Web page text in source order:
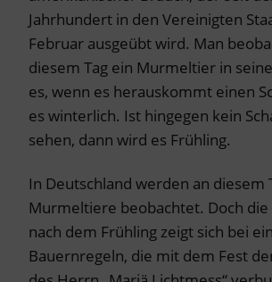
Jahrhundert in den Vereinigten
Februar ausgeübt wird. Man
diesem Tag ein Murmeltier in
es, wenn es herauskommt einen
es winterlich. Ist hingegen kein
sehen, dann wird es Frühling.
In Deutschland werden an diesem
Murmeltiere beobachtet. Doch die
nach dem Frühling zeigt sich bei
Bauernregeln, die mit dem Fest